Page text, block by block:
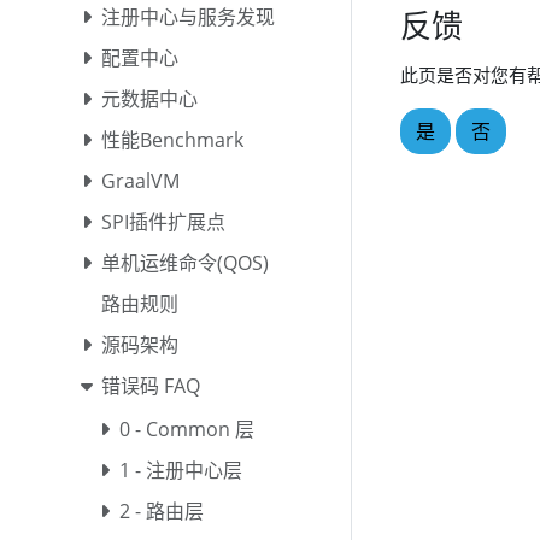
注册中心与服务发现
配置中心
元数据中心
性能Benchmark
GraalVM
SPI插件扩展点
单机运维命令(QOS)
路由规则
源码架构
错误码 FAQ
0 - Common 层
1 - 注册中心层
2 - 路由层
反馈
此页是否对您有
是 否